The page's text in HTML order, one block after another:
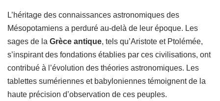
L’héritage des connaissances astronomiques des
Mésopotamiens a perduré au-delà de leur époque. Les
sages de la Grèce antique, tels qu’Aristote et Ptolémée,
s’inspirant des fondations établies par ces civilisations, ont
contribué à l’évolution des théories astronomiques. Les
tablettes sumériennes et babyloniennes témoignent de la
haute précision d’observation de ces peuples.